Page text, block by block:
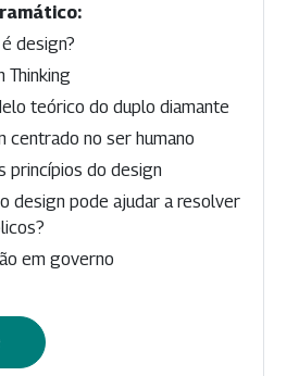
design?
Thinking
teórico do duplo diamante
centrado no ser humano
princípios do design
design pode ajudar a resolver
em governo